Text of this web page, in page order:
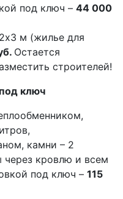
под ключ – 44 000
м (жилье для
Остается
строителей!
ключ
камни – 2
через кровлю и всем
под ключ – 115